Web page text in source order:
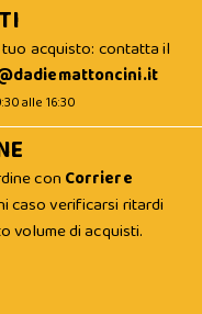
acquisto: contatta il
alle 16:30
con Corriere
caso verificarsi ritardi
volume di acquisti.